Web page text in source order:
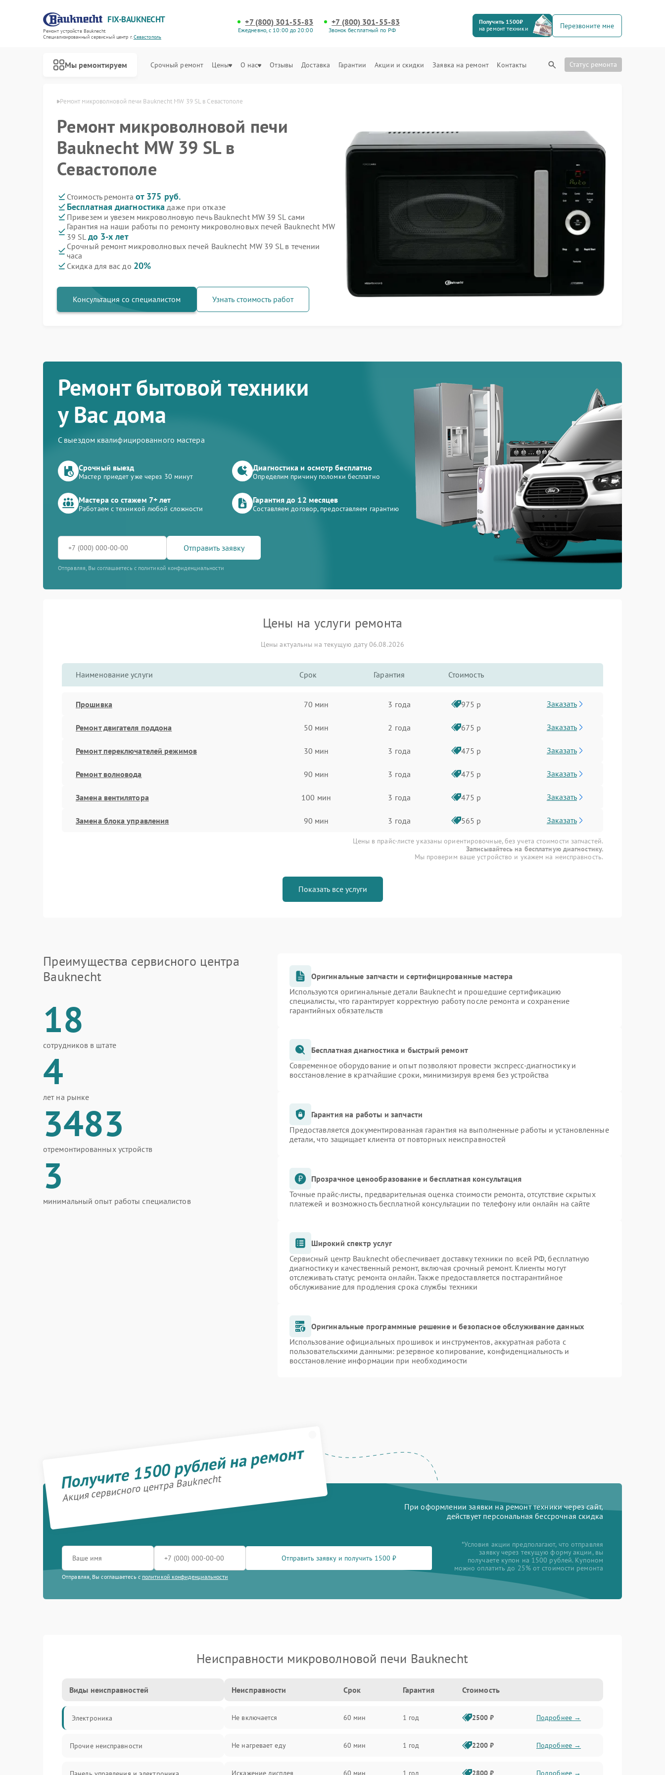
FIX-BAUKNECHT
Ремонт устройств Bauknecht
Специализированный cервисный центр г.Севастополь
+7 (800) 301-55-83
Ежедневно, с 10:00 до 20:00
+7 (800) 301-55-83
Звонок бесплатный по РФ
Получить 1500₽
на ремонт техники
Перезвоните мне
Мы ремонтируем Срочный ремонт Цены О нас Отзывы Доставка Гарантии Акции и скидки Заявка на ремонт Контакты Статус ремонта
Ремонт микроволновой печи Bauknecht MW 39 SL в Севастополе
Ремонт микроволновой печи
Bauknecht MW 39 SL в
Севастополе
Стоимость ремонта от 375 руб.
Бесплатная диагностика даже при отказе
Привезем и увезем микроволновую печь Bauknecht MW 39 SL сами
Гарантия на наши работы по ремонту микроволновых печей Bauknecht MW
39 SL до 3-х лет
Срочный ремонт микроволновых печей Bauknecht MW 39 SL в течении
часа
Скидка для вас до 20%
Консультация со специалистом Узнать стоимость работ
Ремонт бытовой техники
у Вас дома
С выездом квалифицированного мастера
Срочный выезд
Мастер приедет уже через 30 минут
Диагностика и осмотр бесплатно
Определим причину поломки бесплатно
Мастера со стажем 7+ лет
Работаем с техникой любой сложности
Гарантия до 12 месяцев
Составляем договор, предоставляем гарантию
Отправить заявку
Отправляя, Вы соглашаетесь с политикой конфиденциальности
Цены на услуги ремонта
Цены актуальны на текущую дату 06.08.2026
Наименование услуги Срок Гарантия Стоимость
Прошивка 70 мин 3 года 975 р Заказать
Ремонт двигателя поддона 50 мин 2 года 675 р Заказать
Ремонт переключателей режимов 30 мин 3 года 475 р Заказать
Ремонт волновода 90 мин 3 года 475 р Заказать
Замена вентилятора 100 мин 3 года 475 р Заказать
Замена блока управления 90 мин 3 года 565 р Заказать
Цены в прайс-листе указаны ориентировочные, без учета стоимости запчастей.
Записывайтесь на бесплатную диагностику.
Мы проверим ваше устройство и укажем на неисправность.
Показать все услуги
Преимущества сервисного центра
Bauknecht
18
сотрудников в штате
4
лет на рынке
3483
отремонтированных устройств
3
минимальный опыт работы специалистов
Оригинальные запчасти и сертифицированные мастера
Используются оригинальные детали Bauknecht и прошедшие сертификацию
специалисты, что гарантирует корректную работу после ремонта и сохранение
гарантийных обязательств
Бесплатная диагностика и быстрый ремонт
Современное оборудование и опыт позволяют провести экспресс-диагностику и
восстановление в кратчайшие сроки, минимизируя время без устройства
Гарантия на работы и запчасти
Предоставляется документированная гарантия на выполненные работы и установленные
детали, что защищает клиента от повторных неисправностей
Прозрачное ценообразование и бесплатная консультация
Точные прайс-листы, предварительная оценка стоимости ремонта, отсутствие скрытых
платежей и возможность бесплатной консультации по телефону или онлайн на сайте
Широкий спектр услуг
Сервисный центр Bauknecht обеспечивает доставку техники по всей РФ, бесплатную
диагностику и качественный ремонт, включая срочный ремонт. Клиенты могут
отслеживать статус ремонта онлайн. Также предоставляется постгарантийное
обслуживание для продления срока службы техники
Оригинальные программные решение и безопасное обслуживание данных
Использование официальных прошивок и инструментов, аккуратная работа с
пользовательскими данными: резервное копирование, конфиденциальность и
восстановление информации при необходимости
Получите 1500 рублей на ремонт
Акция сервисного центра Bauknecht
При оформлении заявки на ремонт техники через сайт,
действует персональная бессрочная скидка
Отправить заявку и получить 1500 ₽
Отправляя, Вы соглашаетесь с политикой конфиденциальности
*Условия акции предполагают, что отправляя
заявку через текущую форму акции, вы
получаете купон на 1500 рублей. Купоном
можно оплатить до 25% от стоимости ремонта
Неисправности микроволновой печи Bauknecht
Виды неисправностей
Электроника
Прочие неисправности
Неисправности Срок Гарантия Стоимость
Не включается 60 мин 1 год 2500 ₽ Подробнее →
Не нагревает еду 60 мин 1 год 2200 ₽ Подробнее →
Искажение дисплея 60 мин 1 год 2800 ₽ Подробнее →